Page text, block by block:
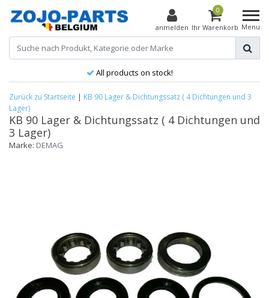
anmelden
0
Ihr Warenkorb Menu
All products on stock!
Zurück zu Startseite | KB 90 Lager & Dichtungssatz ( 4 Dichtungen und 3
Lager)
KB 90 Lager & Dichtungssatz ( 4 Dichtungen und
3 Lager)
Marke: DEMAG